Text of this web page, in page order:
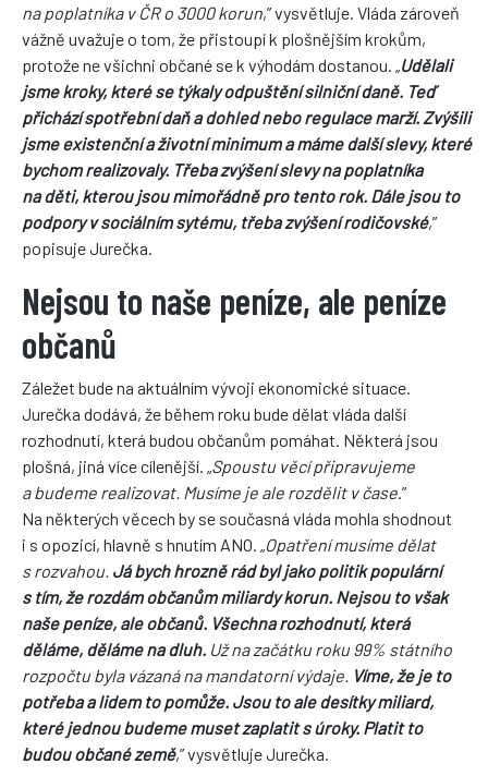
na poplatníka v ČR o 3000 korun,” vysvětluje. Vláda zároveň
vážně uvažuje o tom, že přistoupí k plošnějším krokům,
protože ne všichni občané se k výhodám dostanou. „
Udělali
jsme kroky, které se týkaly odpuštění silniční daně. Teď
přichází spotřební daň a dohled nebo regulace marží. Zvýšili
jsme existenční a životní minimum a máme další slevy, které
bychom realizovaly. Třeba zvýšení slevy na poplatníka
na děti, kterou jsou mimořádně pro tento rok. Dále jsou to
podpory v sociálním sytému, třeba zvýšení rodičovské,”
popisuje Jurečka.
Nejsou to naše peníze, ale peníze
občanů
Záležet bude na aktuálním vývoji ekonomické situace.
Jurečka dodává, že během roku bude dělat vláda další
rozhodnutí, která budou občanům pomáhat. Některá jsou
plošná, jiná více cílenější. „ Spoustu věcí připravujeme
a budeme realizovat. Musíme je ale rozdělit v čase .”
Na některých věcech by se současná vláda mohla shodnout
i s opozicí, hlavně s hnutím ANO. „
Opatření musíme dělat
s rozvahou. Já bych hrozně rád byl jako politik populární
s tím, že rozdám občanům miliardy korun. Nejsou to však
naše peníze, ale občanů. Všechna rozhodnutí, která
děláme, děláme na dluh. Už na začátku roku 99% státního
rozpočtu byla vázaná na mandatorní výdaje. Víme, že je to
potřeba a lidem to pomůže. Jsou to ale desítky miliard,
které jednou budeme muset zaplatit s úroky. Platit to
budou občané země,” vysvětluje Jurečka.